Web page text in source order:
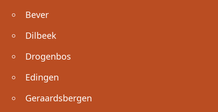
Bever
Dilbeek
Drogenbos
Edingen
Geraardsbergen